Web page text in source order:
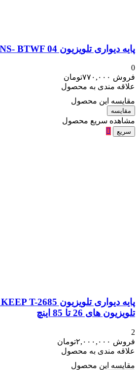
پایه دیواری تلویزیون TNS- BTWF 04
0
فروش ۷۷۰,۰۰۰تومان
علاقه مندی به محصول
مقایسه این محصول
مقایسه
مشاهده سریع محصول
سریع
تلویزیون های 26 تا 85 اینچ
2
فروش ۲,۰۰۰,۰۰۰تومان
علاقه مندی به محصول
مقایسه این محصول